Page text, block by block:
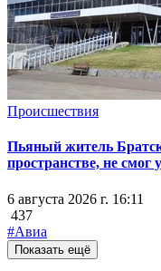
Происшествия
Пьяный житель
пространстве, не смог
6 августа 2026 г. 16:11
437
#Авиа
Показать ещё